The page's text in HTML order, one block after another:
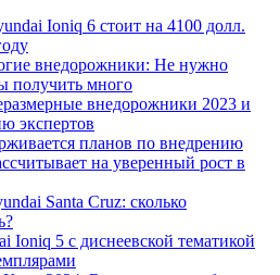
Ioniq 6 стоит на 4100 долл.
внедорожники: Не нужно
получить много
внедорожники 2023 и
экспертов
планов по внедрению
на уверенный рост в
Santa Cruz: сколько
Ioniq 5 с диснеевской тематикой